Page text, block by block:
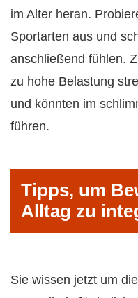
im Alter heran.
Sportarten aus und
anschließend fühlen.
zu hohe Belastung
und könnten im
führen.
Tipps, um
Alltag zu
Sie wissen jetzt um